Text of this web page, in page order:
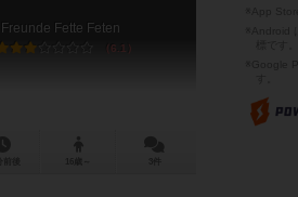
Fette Feten
6.1